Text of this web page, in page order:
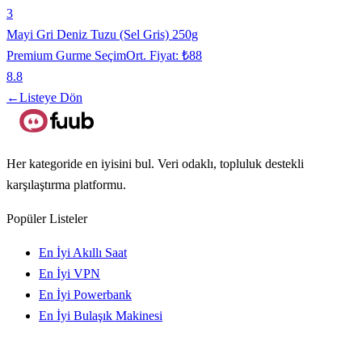
3
Mayi Gri Deniz Tuzu (Sel Gris) 250g
Premium Gurme SeçimOrt. Fiyat: ₺88
8.8
←Listeye Dön
Her kategoride en iyisini bul. Veri odaklı, topluluk destekli
karşılaştırma platformu.
Popüler Listeler
En İyi Akıllı Saat
En İyi VPN
En İyi Powerbank
En İyi Bulaşık Makinesi